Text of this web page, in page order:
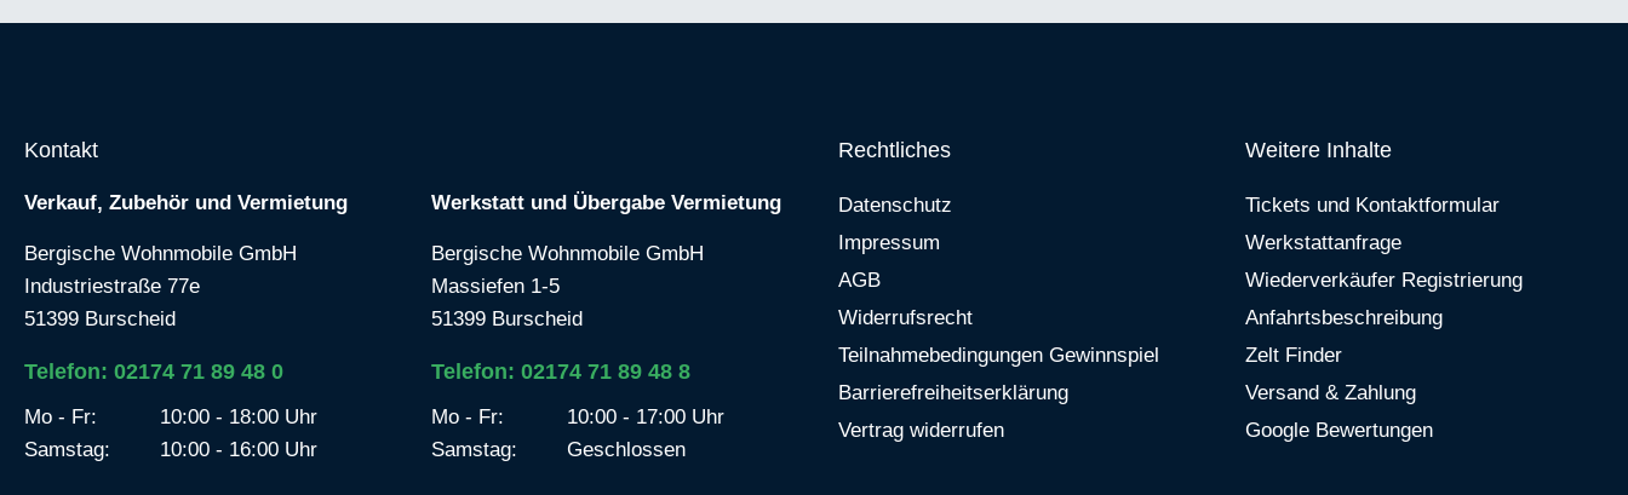
Kontakt
Verkauf, Zubehör und Vermietung
Bergische Wohnmobile GmbH
Industriestraße 77e
51399 Burscheid
Telefon: 02174 71 89 48 0
Mo - Fr:
10:00 - 18:00 Uhr
Samstag:
10:00 - 16:00 Uhr
Werkstatt und Übergabe Vermietung
Bergische Wohnmobile GmbH
Massiefen 1-5
51399 Burscheid
Telefon: 02174 71 89 48 8
Mo - Fr:
10:00 - 17:00 Uhr
Samstag:
Geschlossen
Rechtliches
Datenschutz
Impressum
AGB
Widerrufsrecht
Teilnahmebedingungen Gewinnspiel
Barrierefreiheitserklärung
Vertrag widerrufen
Weitere Inhalte
Tickets und Kontaktformular
Werkstattanfrage
Wiederverkäufer Registrierung
Anfahrtsbeschreibung
Zelt Finder
Versand & Zahlung
Google Bewertungen